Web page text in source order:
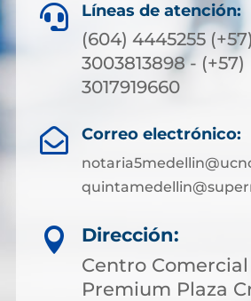
 Líneas de atención:
(604) 4445255 (+57)
3003813898 - (+57)
3017919660
 Correo electrónico:

Dirección:
Centro Comercial
Premium Plaza